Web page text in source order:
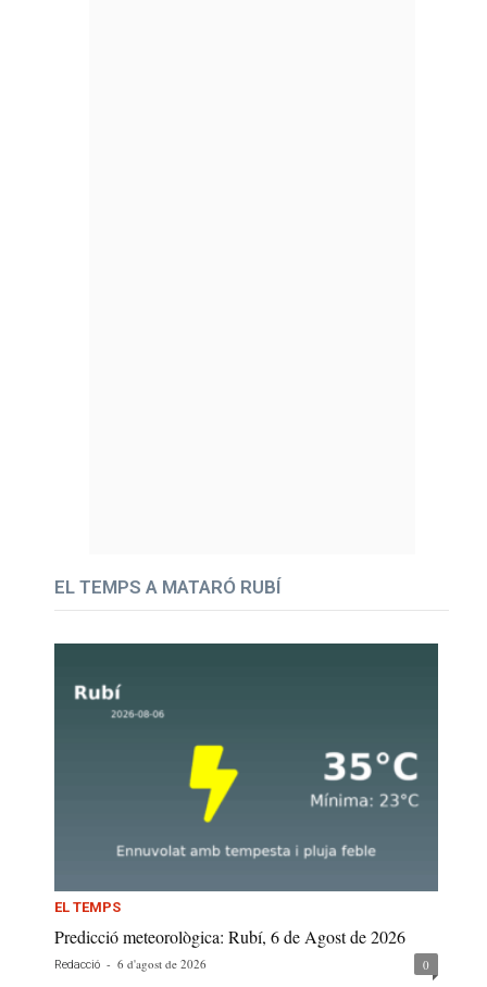
EL TEMPS A MATARÓ RUBÍ
EL TEMPS
Predicció meteorològica: Rubí, 6 de Agost de 2026
Redacció - 6 d'agost de 2026 0